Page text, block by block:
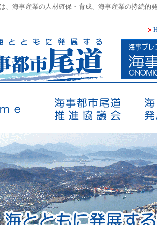
、海事産業の人材確保・育成、海事産業の持続
進協議会
海事都市尾道推進協議会 海と